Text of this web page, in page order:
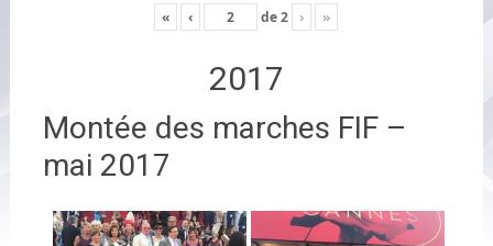
« ‹ de2 › »
2017
Montée des marches FIF –
mai 2017